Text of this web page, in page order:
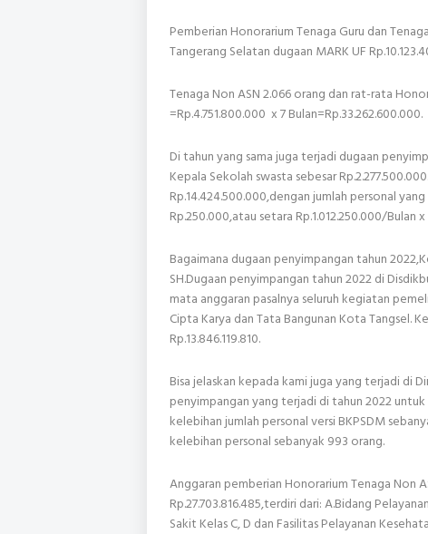
Pemberian Honorarium Tenaga Guru dan
Tangerang Selatan dugaan MARK UF
Tenaga Non ASN 2.066 orang dan rat-rata
=Rp.4.751.800.000 x 7 Bulan=Rp.33.262.600.000.
Di tahun yang sama juga terjadi dugaan
Kepala Sekolah swasta sebesar
Rp.14.424.500.000,dengan jumlah personal
Rp.250.000,atau setara Rp.1.012.250.000/Bulan x
Bagaimana dugaan penyimpangan tahun
SH.Dugaan penyimpangan tahun 2022 di
mata anggaran pasalnya seluruh kegiatan
Cipta Karya dan Tata Bangunan Kota Tangsel.
Rp.13.846.119.810.
Bisa jelaskan kepada kami juga yang terjadi di
penyimpangan yang terjadi di tahun 2022
kelebihan jumlah personal versi BKPSDM
kelebihan personal sebanyak 993 orang.
Anggaran pemberian Honorarium Tenaga Non
Rp.27.703.816.485,terdiri dari: A.Bidang
Sakit Kelas C, D dan Fasilitas Pelayanan